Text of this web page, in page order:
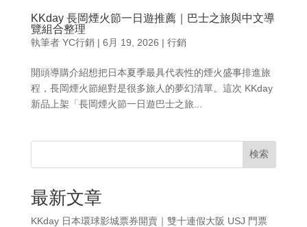
KKday 長岡煙火節一日遊推薦｜巴士之旅與中文導
覽組合整理
執筆者 YC行銷| 6月 19, 2026 | 行銷
開頭導購介紹想把日本夏季最具代表性的煙火盛事排進旅
程，長岡煙火節絕對是很多旅人的夢幻清單。這次 KKday
新品上架「長岡煙火節一日遊巴士之旅...
検索
最新文章
KKday 日本環球影城票券開賣｜雙十連假大阪 USJ 門票